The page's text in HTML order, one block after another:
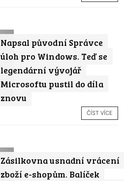
Napsal původní Správce
úloh pro Windows. Teď se
legendární vývojář
Microsoftu pustil do díla
znovu
ČÍST VÍCE
Zásilkovna usnadní vrácení
zboží e-shopům. Balíček